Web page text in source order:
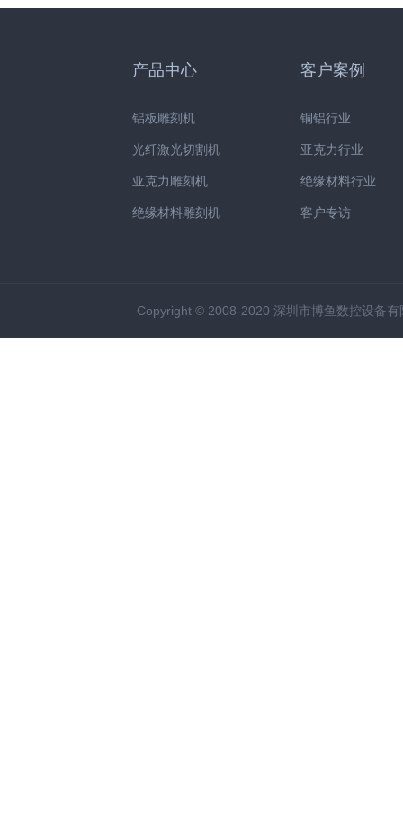
产品中心
铝板雕刻机
光纤激光切割机
亚克力雕刻机
绝缘材料雕刻机
客户案例
铜铝行业
亚克力行业
绝缘材料行业
客户专访
Copyright © 2008-2020 深圳市博鱼数控设备有